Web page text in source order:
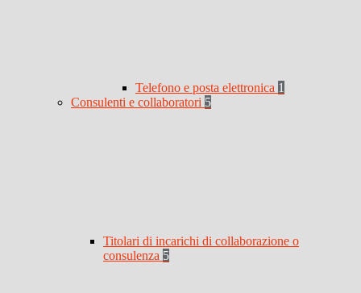
Telefono e posta elettronica 1
Consulenti e collaboratori 5
Titolari di incarichi di collaborazione o
consulenza 5